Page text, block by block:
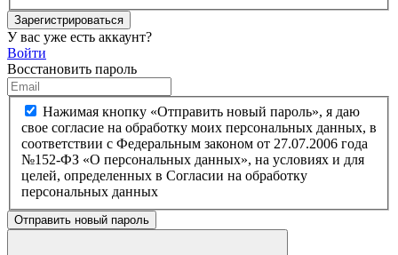
Зарегистрироваться
У вас уже есть аккаунт?
Войти
Восстановить пароль
Нажимая кнопку «Отправить новый пароль», я даю
свое согласие на обработку моих персональных данных, в
соответствии с Федеральным законом от 27.07.2006 года
№152-ФЗ «О персональных данных», на условиях и для
целей, определенных в Согласии на обработку
персональных данных
Отправить новый пароль